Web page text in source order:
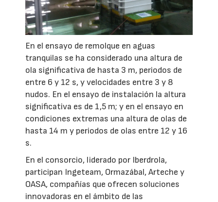
En el ensayo de remolque en aguas
tranquilas se ha considerado una altura de
ola significativa de hasta 3 m, periodos de
entre 6 y 12 s, y velocidades entre 3 y 8
nudos. En el ensayo de instalación la altura
significativa es de 1,5 m; y en el ensayo en
condiciones extremas una altura de olas de
hasta 14 m y periodos de olas entre 12 y 16
s.
En el consorcio, liderado por Iberdrola,
participan Ingeteam, Ormazábal, Arteche y
OASA, compañías que ofrecen soluciones
innovadoras en el ámbito de las